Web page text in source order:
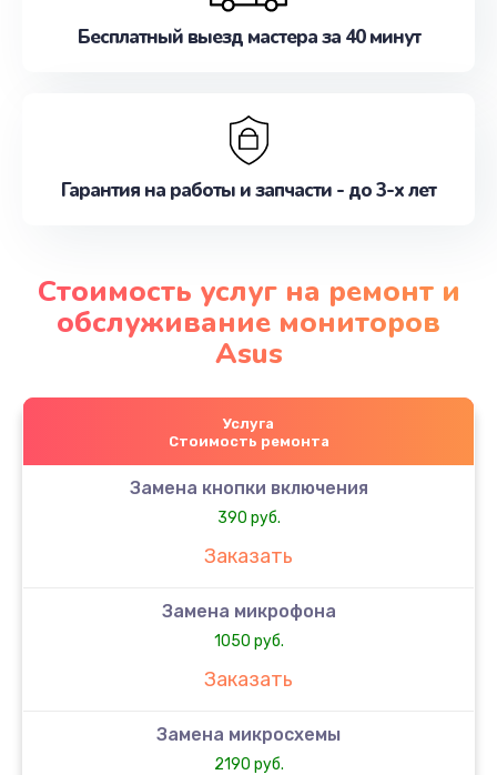
Бесплатный выезд мастера за 40 минут
Гарантия на работы и запчасти - до 3-х лет
Стоимость услуг на ремонт и
обслуживание мониторов
Asus
Услуга
Стоимость ремонта
Замена кнопки включения
390 руб.
Заказать
Замена микрофона
1050 руб.
Заказать
Замена микросхемы
2190 руб.